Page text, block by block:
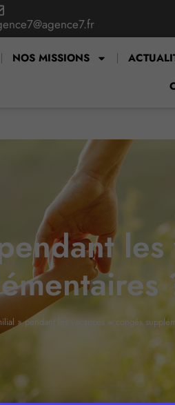
NOS MISSIONS
les
» pendant les vacances = congés